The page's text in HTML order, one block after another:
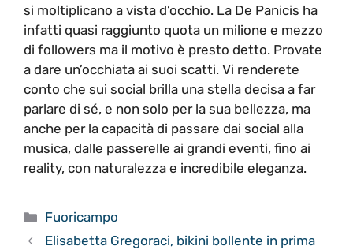
si moltiplicano a vista d’occhio. La De Panicis ha
infatti quasi raggiunto quota un milione e mezzo
di followers ma il motivo è presto detto. Provate
a dare un’occhiata ai suoi scatti. Vi renderete
conto che sui social brilla una stella decisa a far
parlare di sé, e non solo per la sua bellezza, ma
anche per la capacità di passare dai social alla
musica, dalle passerelle ai grandi eventi, fino ai
reality, con naturalezza e incredibile eleganza.
Categorie
Fuoricampo
Elisabetta Gregoraci, bikini bollente in prima